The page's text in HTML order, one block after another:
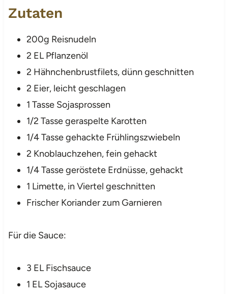
Zutaten
200g Reisnudeln
2 EL Pflanzenöl
2 Hähnchenbrustfilets, dünn geschnitten
2 Eier, leicht geschlagen
1 Tasse Sojasprossen
1/2 Tasse geraspelte Karotten
1/4 Tasse gehackte Frühlingszwiebeln
2 Knoblauchzehen, fein gehackt
1/4 Tasse geröstete Erdnüsse, gehackt
1 Limette, in Viertel geschnitten
Frischer Koriander zum Garnieren
Für die Sauce:
3 EL Fischsauce
1 EL Sojasauce